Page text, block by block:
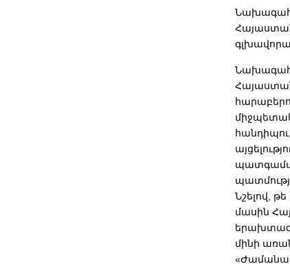
Նախագահ
Նախագահը
Նշելով,
մասին
մինի